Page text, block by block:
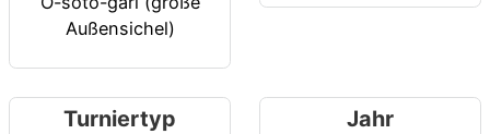
Außensichel)
Turniertyp Jahr